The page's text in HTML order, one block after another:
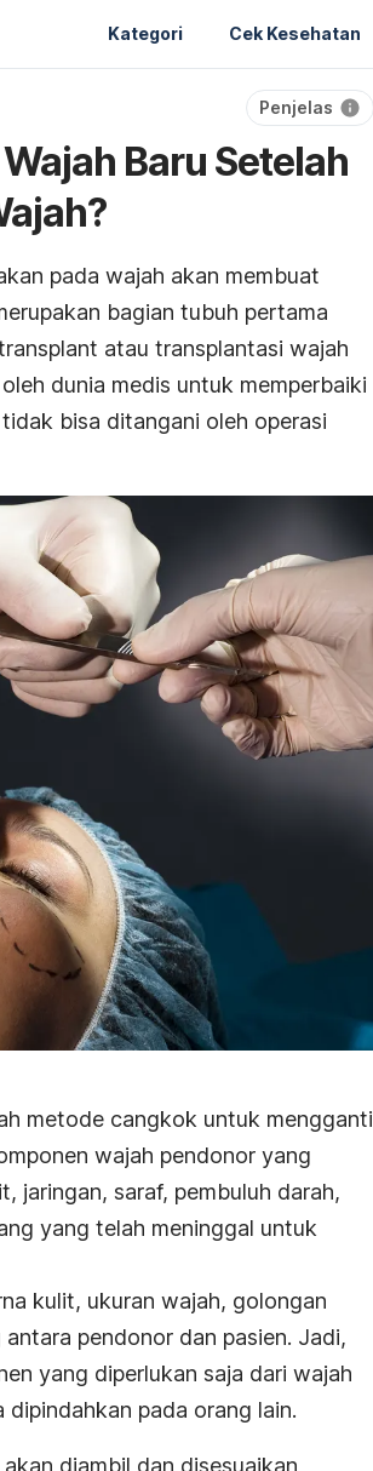
Kategori Cek Kesehatan
Penjelas
Baru Setelah
pada wajah akan membuat
bagian tubuh pertama
atau transplantasi wajah
dunia medis untuk memperbaiki
bisa ditangani oleh operasi
metode cangkok untuk mengganti
wajah pendonor yang
jaringan, saraf, pembuluh darah,
yang telah meninggal untuk
kulit, ukuran wajah, golongan
pendonor dan pasien. Jadi,
yang diperlukan saja dari wajah
pada orang lain.
diambil dan disesuaikan